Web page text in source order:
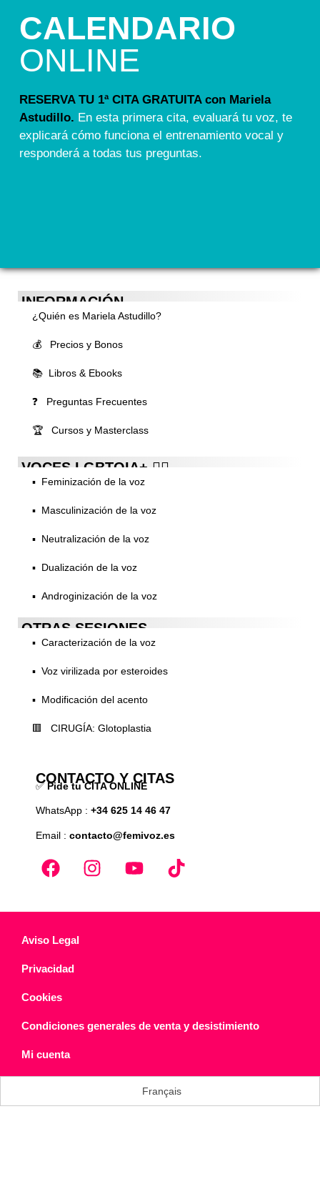
CALENDARIO
ONLINE
RESERVA TU 1ª CITA GRATUITA con Mariela
Astudillo. En esta primera cita, evaluará tu voz, te
explicará cómo funciona el entrenamiento vocal y
responderá a todas tus preguntas.
INFORMACIÓN
¿Quién es Mariela Astudillo?
💰 Precios y Bonos
📚 Libros & Ebooks
❓ Preguntas Frecuentes
🏆 Cursos y Masterclass
VOCES LGBTQIA+ 🏳️‍🌈
▪️ Feminización de la voz
▪️ Masculinización de la voz
▪️ Neutralización de la voz
▪️ Dualización de la voz
▪️ Androginización de la voz
OTRAS SESIONES
▪️ Caracterización de la voz
▪️ Voz virilizada por esteroides
▪️ Modificación del acento
🟥 CIRUGÍA: Glotoplastia
CONTACTO Y CITAS
✅Pide tu CITA ONLINE
WhatsApp : +34 625 14 46 47
Email : contacto@femivoz.es
Aviso Legal
Privacidad
Cookies
Condiciones generales de venta y desistimiento
Mi cuenta
Français